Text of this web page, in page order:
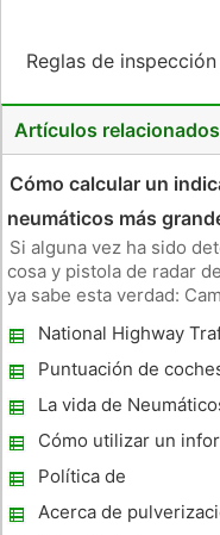
Reglas de
Artículos relacionados
Cómo calcular un
neumáticos más
Si alguna vez ha sido
cosa y pistola de radar
ya sabe esta verdad:
indicadores de
National Highway
sobriedad
Puntuación de
La vida de
Cómo utilizar un
vehículo se requiere
Política de
Acerca de